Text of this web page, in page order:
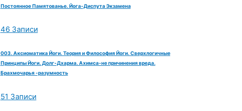
Постоянное Памятованье. Йога-Диспута Экзамена
46 Записи
003. Аксиоматика Йоги. Теория и Философия Йоги. Сверхлогичные
Принципы Йоги. Долг-Дхарма. Ахимса-не причинения вреда.
Брахмочарья -разумность
51 Записи